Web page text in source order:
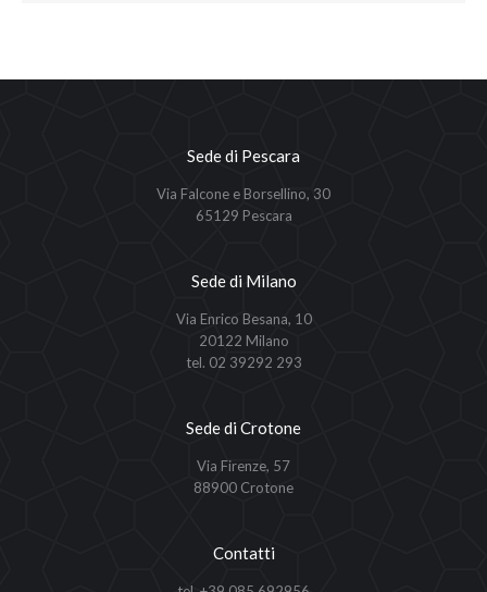
Sede di Pescara
Via Falcone e Borsellino, 30
65129 Pescara
Sede di Milano
Via Enrico Besana, 10
20122 Milano
tel. 02 39292 293
Sede di Crotone
Via Firenze, 57
88900 Crotone
Contatti